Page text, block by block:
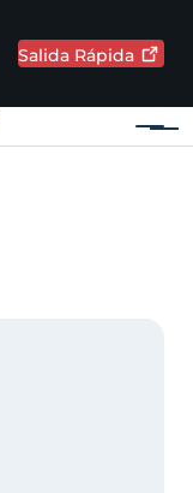
Salida Rápida
Menú